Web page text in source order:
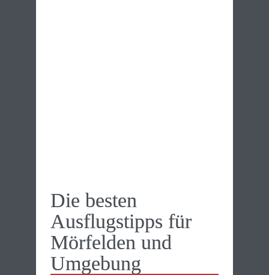
Die besten
Ausflugstipps für
Mörfelden und
Umgebung